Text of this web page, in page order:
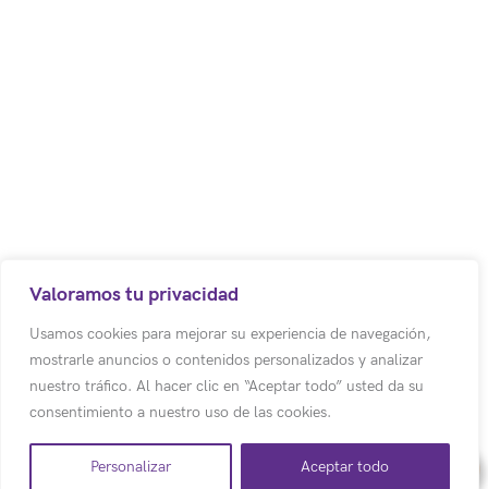
Valoramos tu privacidad
Usamos cookies para mejorar su experiencia de navegación,
mostrarle anuncios o contenidos personalizados y analizar
nuestro tráfico. Al hacer clic en “Aceptar todo” usted da su
consentimiento a nuestro uso de las cookies.
Personalizar Aceptar todo
(+57) (601) 617 5070 Ext 1011
(+57) 318 500 3803